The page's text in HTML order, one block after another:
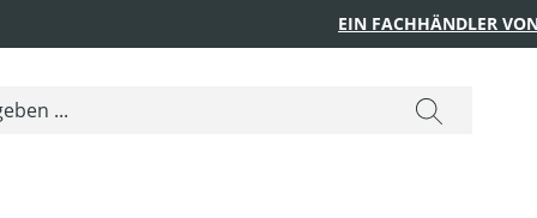
EIN FACHHÄNDLER